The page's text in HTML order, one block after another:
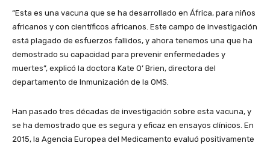
“Esta es una vacuna que se ha desarrollado en África, para niños
africanos y con científicos africanos. Este campo de investigación
está plagado de esfuerzos fallidos, y ahora tenemos una que ha
demostrado su capacidad para prevenir enfermedades y
muertes”, explicó la doctora Kate O’ Brien, directora del
departamento de Inmunización de la OMS.
Han pasado tres décadas de investigación sobre esta vacuna, y
se ha demostrado que es segura y eficaz en ensayos clínicos. En
2015, la Agencia Europea del Medicamento evaluó positivamente